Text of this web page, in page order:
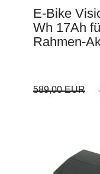
E-Bike
Wh 17Ah
Rahmen-
589,00 EUR